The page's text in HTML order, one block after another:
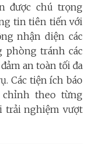
được chú trọng
tin tiên tiến với
nhận diện các
phòng tránh các
an toàn tối đa
Các tiện ích báo
chỉnh theo từng
trải nghiệm vượt